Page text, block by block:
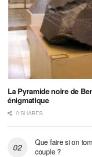
La Pyramide noire de
énigmatique
0 SHARES
Que faire si on
couple ?